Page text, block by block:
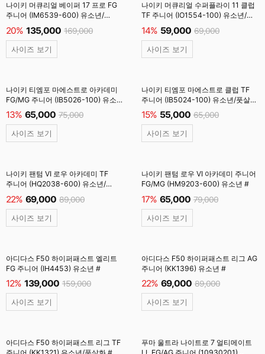
나이키 머큐리얼 베이퍼 17 프로 FG
주니어 (IM6539-600) 유소년/
축구화 #
20% 135,000 169,000
사이즈 보기
나이키 머큐리얼 수퍼플라이 11 클럽
TF 주니어 (IO1554-100) 유소년/
풋살화 #
14% 59,000 69,000
사이즈 보기
나이키 티엠포 마에스트로 아카데미
FG/MG 주니어 (IB5026-100) 유소년
#
13% 65,000 75,000
사이즈 보기
나이키 티엠포 마에스트로 클럽 TF
주니어 (IB5024-100) 유소년/풋살화
#
15% 55,000 65,000
사이즈 보기
나이키 팬텀 VI 로우 아카데미 TF
주니어 (HQ2038-600) 유소년/
풋살화 #
22% 69,000 89,000
사이즈 보기
나이키 팬텀 로우 VI 아카데미 주니어
FG/MG (HM9203-600) 유소년 #
17% 65,000 79,000
사이즈 보기
아디다스 F50 하이퍼패스트 엘리트
FG 주니어 (IH4453) 유소년 #
12% 139,000 159,000
사이즈 보기
아디다스 F50 하이퍼패스트 리그 AG
주니어 (KK1396) 유소년 #
22% 69,000 89,000
사이즈 보기
아디다스 F50 하이퍼패스트 리그 TF
푸마 울트라 나이트로 7 얼티메이트